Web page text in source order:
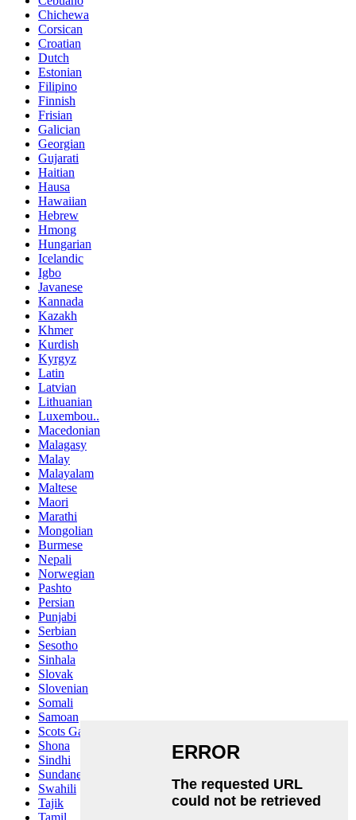
Chichewa
Corsican
Croatian
Dutch
Estonian
Filipino
Finnish
Frisian
Galician
Georgian
Gujarati
Haitian
Hausa
Hawaiian
Hebrew
Hmong
Hungarian
Icelandic
Igbo
Javanese
Kannada
Kazakh
Khmer
Kurdish
Kyrgyz
Latin
Latvian
Lithuanian
Luxembou..
Macedonian
Malagasy
Malay
Malayalam
Maltese
Maori
Marathi
Mongolian
Burmese
Nepali
Norwegian
Pashto
Persian
Punjabi
Serbian
Sesotho
Sinhala
Slovak
Slovenian
Somali
Samoan
Scots Gaelic
Shona
Sindhi
Sundanese
Swahili
Tajik